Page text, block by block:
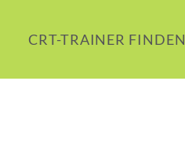
CRT-TRAINER FINDEN